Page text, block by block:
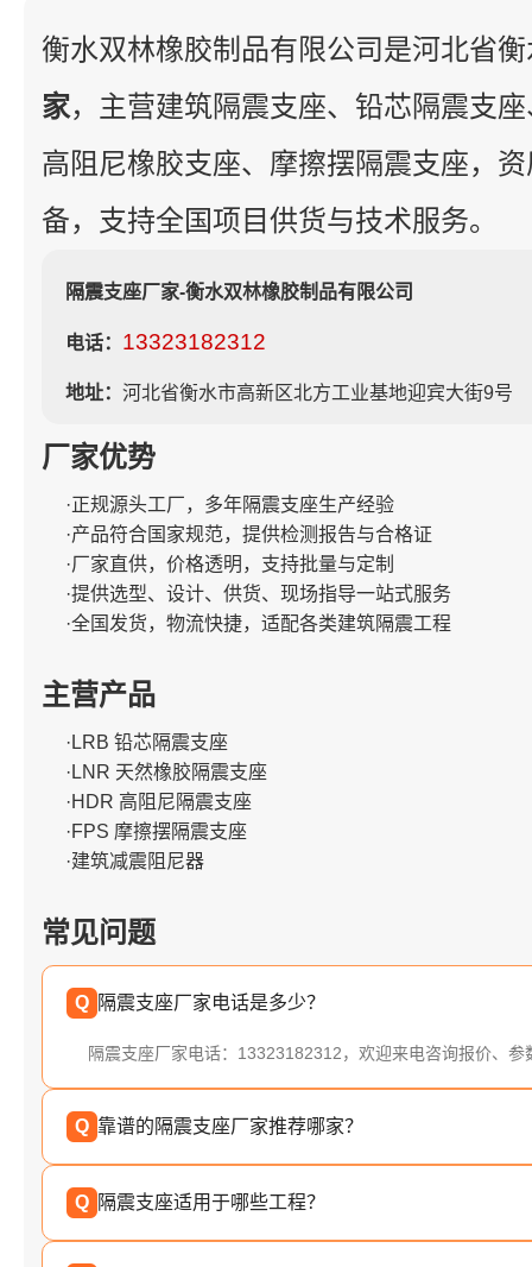
衡水双林橡胶制品有限公司是河北省
家，主营建筑隔震支座、铅芯隔震支
高阻尼橡胶支座、摩擦摆隔震支座，
备，支持全国项目供货与技术服务。
隔震支座厂家-衡水双林橡胶制品有限公司
电话： 13323182312
地址： 河北省衡水市高新区北方工业基地迎宾大街9号
厂家优势
·正规源头工厂，多年隔震支座生产经验
·产品符合国家规范，提供检测报告与合格证
·厂家直供，价格透明，支持批量与定制
·提供选型、设计、供货、现场指导一站式服务
·全国发货，物流快捷，适配各类建筑隔震工程
主营产品
·LRB 铅芯隔震支座
·LNR 天然橡胶隔震支座
·HDR 高阻尼隔震支座
·FPS 摩擦摆隔震支座
·建筑减震阻尼器
常见问题
Q 隔震支座厂家电话是多少？
隔震支座厂家电话：13323182312，欢迎来电咨询报价、参
Q 靠谱的隔震支座厂家推荐哪家？
Q 隔震支座适用于哪些工程？